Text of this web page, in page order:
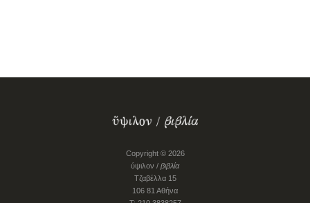
Copyright © 2026
ύψιλον / βιβλία
Τζαβέλλα 15
106 81 Αθήνα